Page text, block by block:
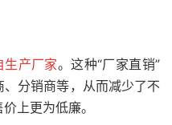
生产厂家。这种“厂家直销”
分销商等，从而减少了不
上更为低廉。